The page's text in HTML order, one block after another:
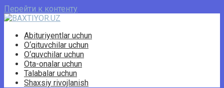
Перейти к контенту
Abituriyentlar uchun
O‘qituvchilar uchun
O‘quvchilar uchun
Ota-onalar uchun
Talabalar uchun
Shaxsiy rivojlanish